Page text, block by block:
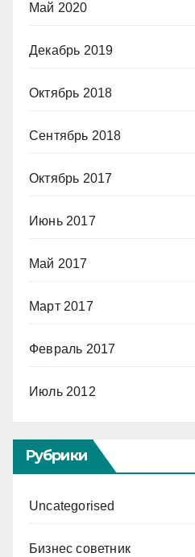
Май 2020
Декабрь 2019
Октябрь 2018
Сентябрь 2018
Октябрь 2017
Июнь 2017
Май 2017
Март 2017
Февраль 2017
Июль 2012
Рубрики
Uncategorised
Бизнес советник